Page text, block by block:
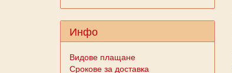
Инфо
Видове плащане
Срокове за доставка